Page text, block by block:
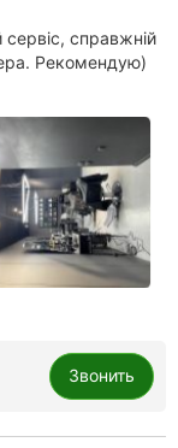
справжній
Рекомендую)
Звонить